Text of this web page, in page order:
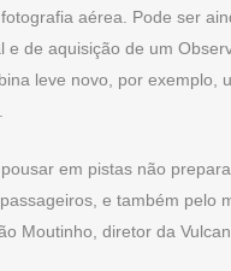
aérea. Pode ser
de aquisição de um
leve novo, por exemplo,
em pistas não
e também pelo
Moutinho, diretor da